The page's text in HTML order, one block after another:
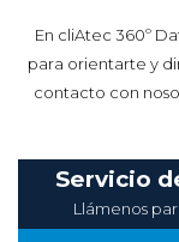
En cliAtec 360º
para orientarte y
contacto con
Servicio
Llámenos